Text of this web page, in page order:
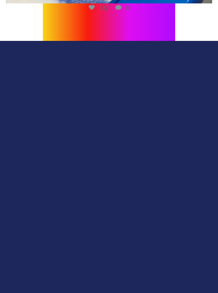
432 0